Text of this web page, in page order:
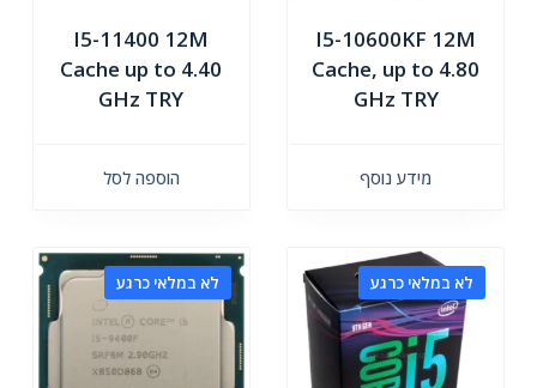
I5-10600KF 12M
Cache, up to 4.80
GHz TRY
מידע נוסף
I5-11400 12M
Cache up to 4.40
GHz TRY
הוספה לסל
לא במלאי כרגע לא במלאי כרגע